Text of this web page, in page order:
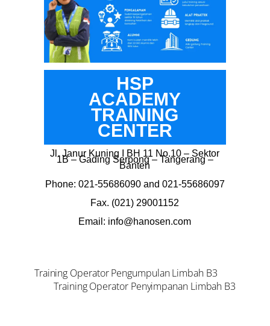
HSP
ACADEMY
TRAINING
CENTER
Jl. Janur Kuning I BH 11 No.10 – Sektor
1B – Gading Serpong – Tangerang –
Banten
Phone: 021-55686090 and 021-55686097
Fax. (021) 29001152
Email: info@hanosen.com
Training Operator Pengumpulan Limbah B3
Training Operator Penyimpanan Limbah B3